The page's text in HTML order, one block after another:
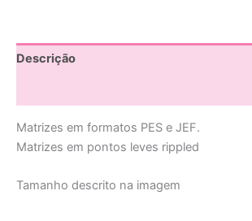
Descrição
Matrizes em formatos PES e JEF.
Matrizes em pontos leves rippled
Tamanho descrito na imagem